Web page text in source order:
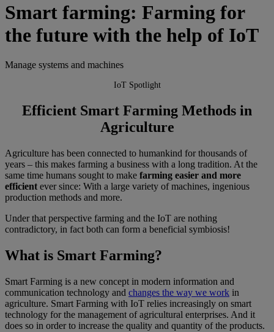
Smart farming: Farming for
the future with the help of IoT
Manage systems and machines
IoT Spotlight
Efficient Smart Farming Methods in
Agriculture
Agriculture has been connected to humankind for thousands of
years – this makes farming a business with a long tradition. At the
same time humans sought to make farming easier and more
efficient ever since: With a large variety of machines, ingenious
production methods and more.
Under that perspective farming and the IoT are nothing
contradictory, in fact both can form a beneficial symbiosis!
What is Smart Farming?
Smart Farming is a new concept in modern information and
communication technology and changes the way we work in
agriculture. Smart Farming with IoT relies increasingly on smart
technology for the management of agricultural enterprises. And it
does so in order to increase the quality and quantity of the products.